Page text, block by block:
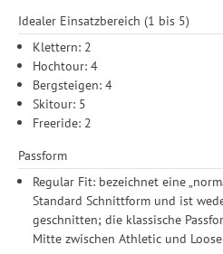
erforderlich und gilt, bis sie
Einwilligung unter
Drittanbieter erteilen und
Idealer Einsatzbereich (1 bis 5)
Klettern: 2
Hochtour: 4
Bergsteigen: 4
Skitour: 5
Freeride: 2
Passform
Regular Fit: bezeichnet eine
Standard Schnittform und ist
geschnitten; die klassische
Mitte zwischen Athletic und